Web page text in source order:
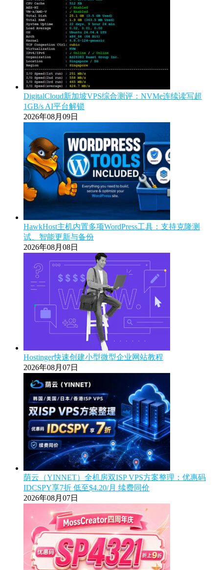
DigitalCloud新加坡VPS综合测评：NVMe连续读写超
1GB/s AI平台解锁
2026年08月09日
HawkHost主机内置多项WordPress工具：支持克隆测
试、智能更新与备份
2026年08月08日
Hostinger快速创建小型微型企业网站教程
2026年08月07日
荫云（YINNET）全机房双ISP VPS方案整理：优惠码
IDCSPY享7折 低至$4.20/月 续费同价
2026年08月07日